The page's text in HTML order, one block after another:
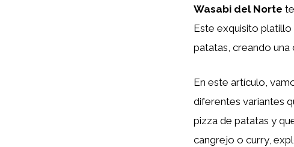
Wasabi del Norte
Este exquisito platillo
patatas, creando una
En este artículo,
diferentes variantes
pizza de patatas y
cangrejo o curry,